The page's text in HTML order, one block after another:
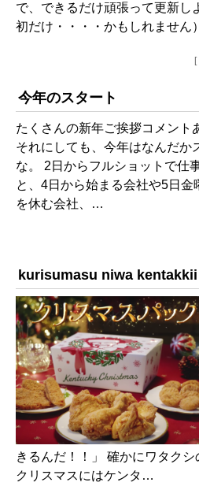
で、できるだけ頑張って更新し
初だけ・・・・かもしれません
今年のスタート
たくさんの新年ご挨拶コメント
それにしても、今年はなんだか
な。 2日からフルショットで仕
と、4日から始まる会社や5日金
を休む会社、…
kurisumasu niwa kentakkii
きるんだ！！」 確かにワタク
クリスマスにはケンタ…